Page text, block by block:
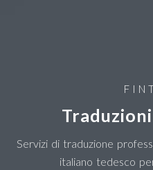
Servizi di traduzione
italiano tedesco